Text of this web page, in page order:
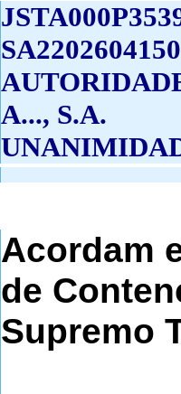
A..., S.A.
Acordam
de
Supremo